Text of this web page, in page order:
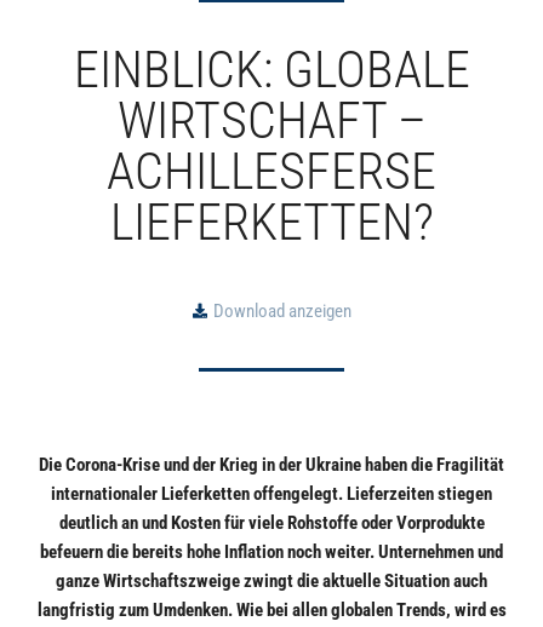
EINBLICK: GLOBALE
WIRTSCHAFT –
ACHILLESFERSE
LIEFERKETTEN?
Download anzeigen
Die Corona-Krise und der Krieg in der Ukraine haben die Fragilität
internationaler Lieferketten offengelegt. Lieferzeiten stiegen
deutlich an und Kosten für viele Rohstoffe oder Vorprodukte
befeuern die bereits hohe Inflation noch weiter. Unternehmen und
ganze Wirtschaftszweige zwingt die aktuelle Situation auch
langfristig zum Umdenken. Wie bei allen globalen Trends, wird es